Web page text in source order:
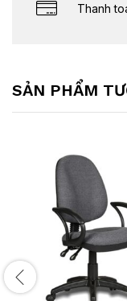
Thanh
SẢN PHẨM